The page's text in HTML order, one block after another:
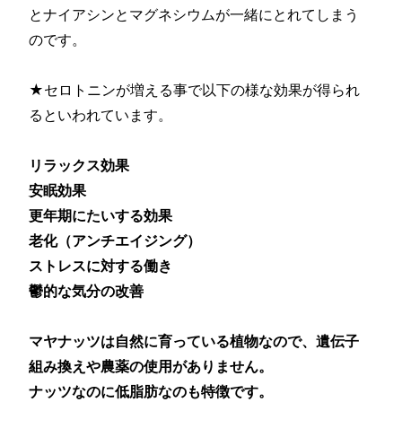
とナイアシンとマグネシウムが一緒にとれてしまう
のです。
★セロトニンが増える事で以下の様な効果が得られ
るといわれています。
リラックス効果
安眠効果
更年期にたいする効果
老化（アンチエイジング）
ストレスに対する働き
鬱的な気分の改善
マヤナッツは自然に育っている植物なので、遺伝子
組み換えや農薬の使用がありません。
ナッツなのに低脂肪なのも特徴です。